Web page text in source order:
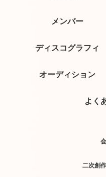
メンバー
ディスコグラフィ
オーディション
よく
二次創